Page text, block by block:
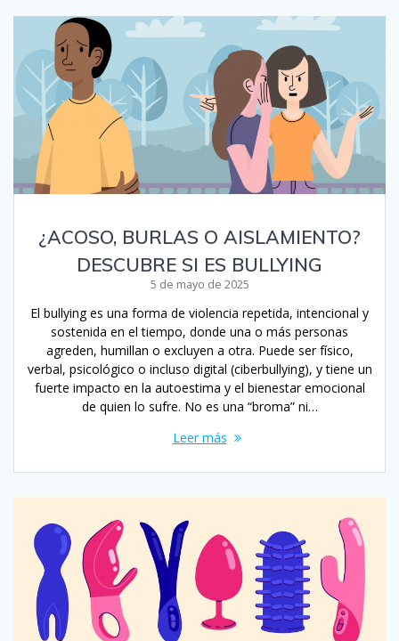
¿ACOSO, BURLAS O AISLAMIENTO?
DESCUBRE SI ES BULLYING
5 de mayo de 2025
El bullying es una forma de violencia repetida, intencional y
sostenida en el tiempo, donde una o más personas
agreden, humillan o excluyen a otra. Puede ser físico,
verbal, psicológico o incluso digital (ciberbullying), y tiene un
fuerte impacto en la autoestima y el bienestar emocional
de quien lo sufre. No es una “broma” ni…
Leer más